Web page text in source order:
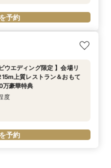
予約
ウエディング限定 】会場リ
上質レストラン＆おもて
万豪華特典
度
予約